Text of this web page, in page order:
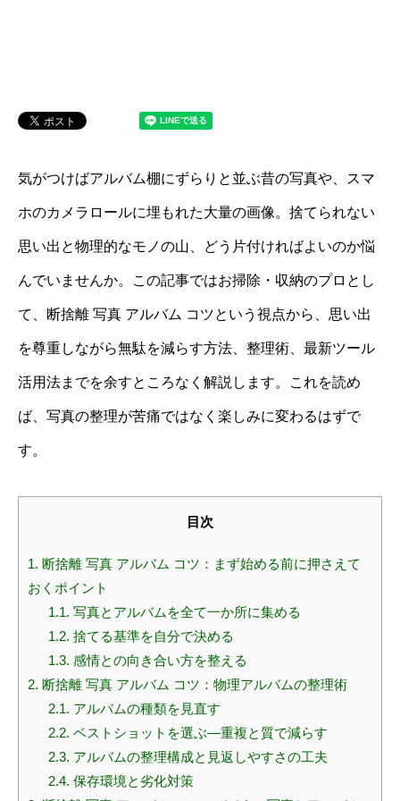
気がつけばアルバム棚にずらりと並ぶ昔の写真や、スマ
ホのカメラロールに埋もれた大量の画像。捨てられない
思い出と物理的なモノの山、どう片付ければよいのか悩
んでいませんか。この記事ではお掃除・収納のプロとし
て、断捨離 写真 アルバム コツという視点から、思い出
を尊重しながら無駄を減らす方法、整理術、最新ツール
活用法までを余すところなく解説します。これを読め
ば、写真の整理が苦痛ではなく楽しみに変わるはずで
す。
目次
1. 断捨離 写真 アルバム コツ：まず始める前に押さえて
おくポイント
1.1. 写真とアルバムを全て一か所に集める
1.2. 捨てる基準を自分で決める
1.3. 感情との向き合い方を整える
2. 断捨離 写真 アルバム コツ：物理アルバムの整理術
2.1. アルバムの種類を見直す
2.2. ベストショットを選ぶ—重複と質で減らす
2.3. アルバムの整理構成と見返しやすさの工夫
2.4. 保存環境と劣化対策